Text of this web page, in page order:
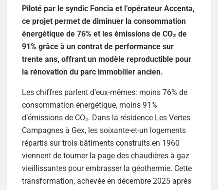
Piloté par le syndic Foncia et l’opérateur Accenta,
ce projet permet de diminuer la consommation
énergétique de 76% et les émissions de CO₂ de
91% grâce à un contrat de performance sur
trente ans, offrant un modèle reproductible pour
la rénovation du parc immobilier ancien.
Les chiffres parlent d’eux-mêmes: moins 76% de
consommation énergétique, moins 91%
d’émissions de CO₂. Dans la résidence Les Vertes
Campagnes à Gex, les soixante-et-un logements
répartis sur trois bâtiments construits en 1960
viennent de tourner la page des chaudières à gaz
vieillissantes pour embrasser la géothermie. Cette
transformation, achevée en décembre 2025 après